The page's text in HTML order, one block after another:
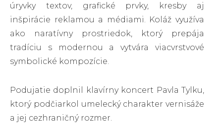
úryvky textov, grafické prvky, kresby aj
inšpirácie reklamou a médiami. Koláž využíva
ako naratívny prostriedok, ktorý prepája
tradíciu s modernou a vytvára viacvrstvové
symbolické kompozície.
Podujatie doplnil klavírny koncert Pavla Tylku,
ktorý podčiarkol umelecký charakter vernisáže
a jej cezhraničný rozmer.